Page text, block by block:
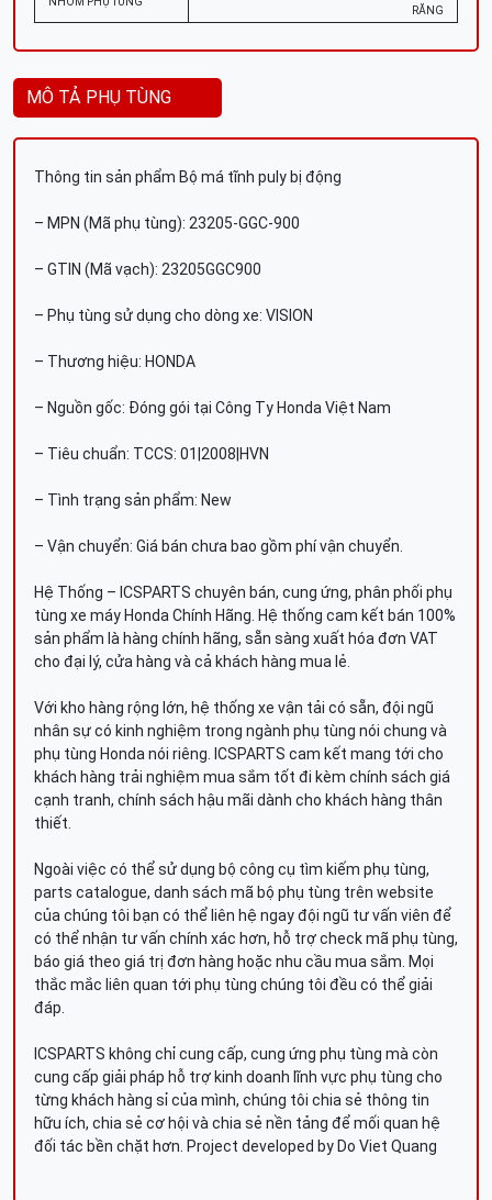
RĂNG
MÔ TẢ PHỤ TÙNG
Thông tin sản phẩm Bộ má tĩnh puly bị động
– MPN (Mã phụ tùng): 23205-GGC-900
– GTIN (Mã vạch): 23205GGC900
– Phụ tùng sử dụng cho dòng xe: VISION
– Thương hiệu: HONDA
– Nguồn gốc: Đóng gói tại Công Ty Honda Việt Nam
– Tiêu chuẩn: TCCS: 01|2008|HVN
– Tình trạng sản phẩm: New
– Vận chuyển: Giá bán chưa bao gồm phí vận chuyển.
Hệ Thống – ICSPARTS chuyên bán, cung ứng, phân phối phụ
tùng xe máy Honda Chính Hãng. Hệ thống cam kết bán 100%
sản phẩm là hàng chính hãng, sẵn sàng xuất hóa đơn VAT
cho đại lý, cửa hàng và cả khách hàng mua lẻ.
Với kho hàng rộng lớn, hệ thống xe vận tải có sẵn, đội ngũ
nhân sự có kinh nghiệm trong ngành phụ tùng nói chung và
phụ tùng Honda nói riêng. ICSPARTS cam kết mang tới cho
khách hàng trải nghiệm mua sắm tốt đi kèm chính sách giá
cạnh tranh, chính sách hậu mãi dành cho khách hàng thân
thiết.
Ngoài việc có thể sử dụng bộ công cụ tìm kiếm phụ tùng,
parts catalogue, danh sách mã bộ phụ tùng trên website
của chúng tôi bạn có thể liên hệ ngay đội ngũ tư vấn viên để
có thể nhận tư vấn chính xác hơn, hỗ trợ check mã phụ tùng,
báo giá theo giá trị đơn hàng hoặc nhu cầu mua sắm. Mọi
thắc mắc liên quan tới phụ tùng chúng tôi đều có thể giải
đáp.
ICSPARTS không chỉ cung cấp, cung ứng phụ tùng mà còn
cung cấp giải pháp hỗ trợ kinh doanh lĩnh vực phụ tùng cho
từng khách hàng sỉ của mình, chúng tôi chia sẻ thông tin
hữu ích, chia sẻ cơ hội và chia sẻ nền tảng để mối quan hệ
đối tác bền chặt hơn. Project developed by Do Viet Quang